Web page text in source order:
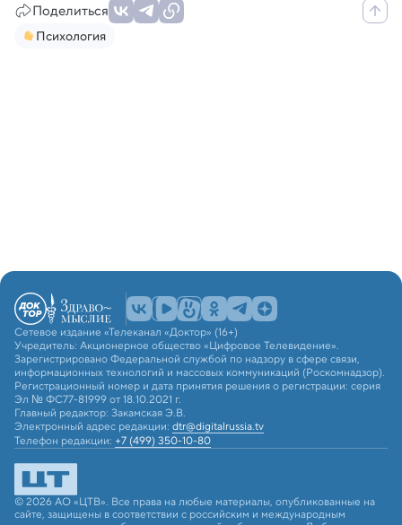
Поделиться
Психология
Сетевое издание «Телеканал «Доктор» (16+)
Учредитель: Акционерное общество «Цифровое Телевидение».
Зарегистрировано Федеральной службой по надзору в сфере связи,
информационных технологий и массовых коммуникаций (Роскомнадзор).
Регистрационный номер и дата принятия решения о регистрации: серия
Эл № ФС77-81999 от 18.10.2021 г.
Главный редактор: Закамская Э.В.
Электронный адрес редакции: dtr@digitalrussia.tv
Телефон редакции: +7 (499) 350-10-80
© 2026 АО «ЦТВ». Все права на любые материалы, опубликованные на
сайте, защищены в соответствии с российским и международным